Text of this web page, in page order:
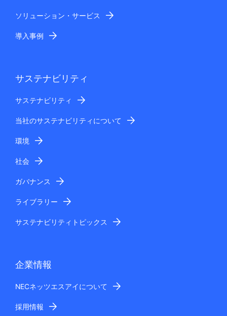
ソリューション・サービス
導入事例
サステナビリティ
サステナビリティ
当社のサステナビリティについて
環境
社会
ガバナンス
ライブラリー
サステナビリティトピックス
企業情報
NECネッツエスアイについて
採用情報